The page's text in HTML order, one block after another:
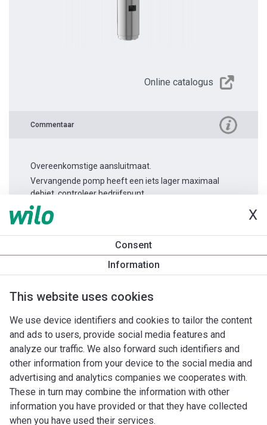
X
Consent
Information
This website uses cookies
We use device identifiers and cookies to tailor the content
and ads to users, provide social media features and
analyze our traffic. We also forward such identifiers and
other information from your device to the social media and
advertising and analytics companies we cooperates with.
These in turn may combine the information with other
information you have provided or that they have collected
when you have used their services.
Online catalogus
Commentaar
Overeenkomstige aansluitmaat.
Vervangende pomp heeft een iets lager maximaal
debiet, controleer bedrijfspunt.
Productinformatie